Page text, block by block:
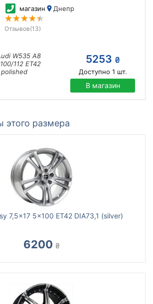
магазин Днепр
Отзывов(13)
W535 A8
112 ET42
polished
5253 ₴
Доступно 1 шт.
В магазин
этого размера
7,5x17 5x100 ET42 DIA73,1 (silver)
6200 ₴